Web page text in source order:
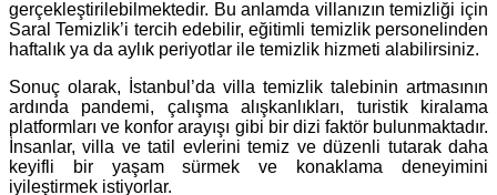
gerçekleştirilebilmektedir. Bu anlamda villanızın temizliği için
Saral Temizlik’i tercih edebilir, eğitimli temizlik personelinden
haftalık ya da aylık periyotlar ile temizlik hizmeti alabilirsiniz.
Sonuç olarak, İstanbul’da villa temizlik talebinin artmasının
ardında pandemi, çalışma alışkanlıkları, turistik kiralama
platformları ve konfor arayışı gibi bir dizi faktör bulunmaktadır.
İnsanlar, villa ve tatil evlerini temiz ve düzenli tutarak daha
keyifli bir yaşam sürmek ve konaklama deneyimini
iyileştirmek istiyorlar.